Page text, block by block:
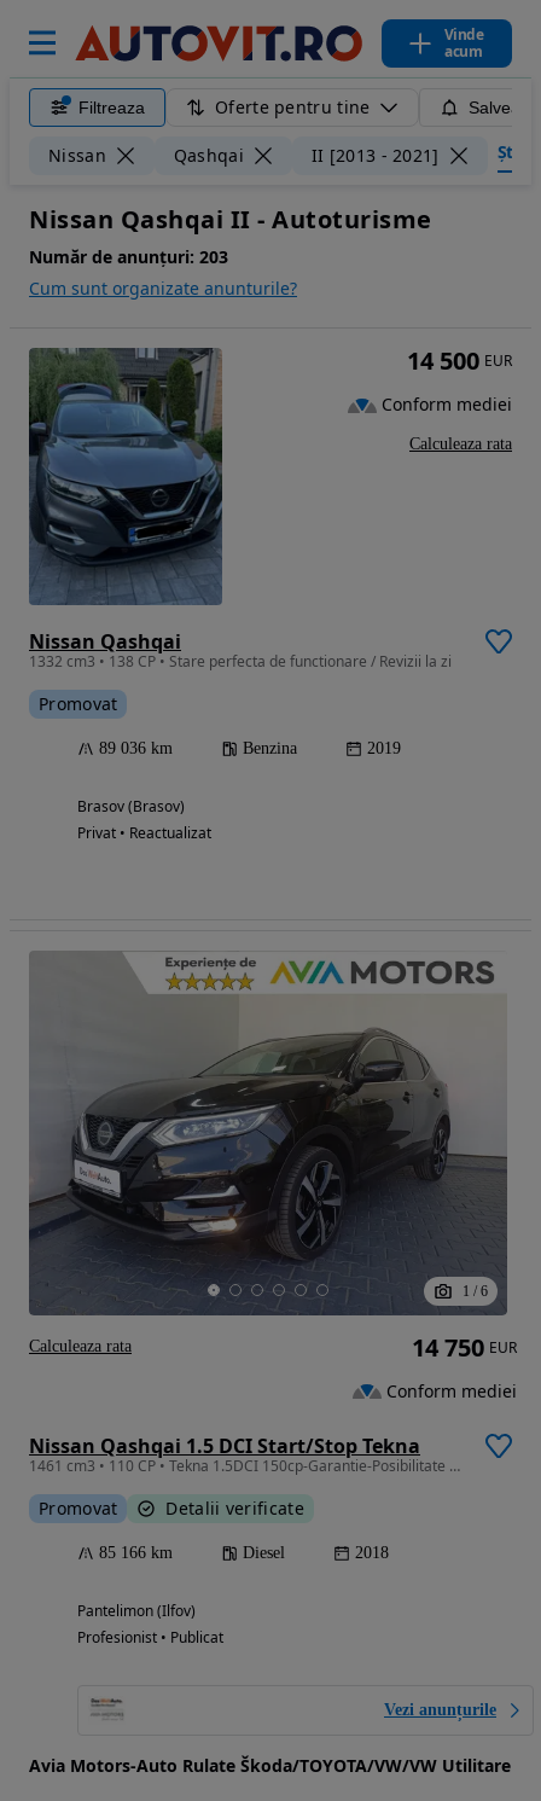
Vinde
acum
Filtreaza Oferte pentru tine
Nissan Qashqai II [2013 - 2021]
Nissan Qashqai II - Autoturisme
Număr de anunțuri: 203
Cum sunt organizate anunturile?
Nissan Qashqai
1332 cm3 • 138 CP • Stare perfecta de functionare / Revizii la zi
Promovat
89 036 km Benzina 2019
Brasov (Brasov)
Privat • Reactualizat
14 500 EUR
Conform mediei
Calculeaza rata
1 / 6
Nissan Qashqai 1.5 DCI Start/Stop Tekna
1461 cm3 • 110 CP • Tekna 1.5DCI 150cp-Garantie-Posibilitate credit auto
Promovat Detalii verificate
85 166 km Diesel 2018
Pantelimon (Ilfov)
Profesionist • Publicat
Vezi anunțurile
Avia Motors-Auto Rulate Škoda/TOYOTA/VW/VW Utilitare
14 750 EUR
Conform mediei
Calculeaza rata